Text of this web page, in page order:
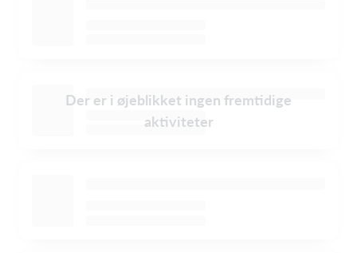
Der er i øjeblikket ingen fremtidige
aktiviteter